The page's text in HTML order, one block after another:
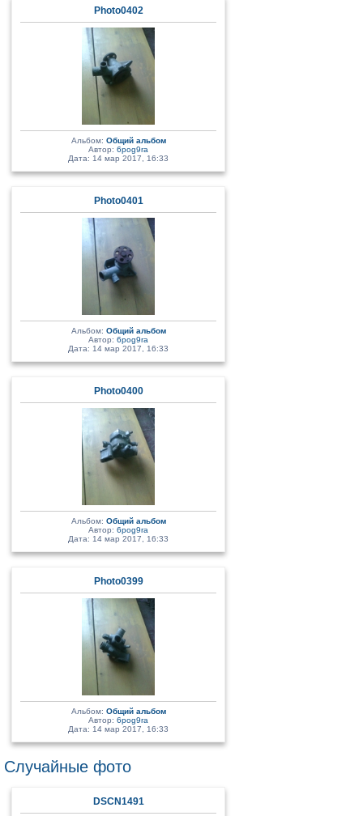
Photo0402
Альбом: Общий альбом
Автор: 6pog9ra
Дата: 14 мар 2017, 16:33
Photo0401
Альбом: Общий альбом
Автор: 6pog9ra
Дата: 14 мар 2017, 16:33
Photo0400
Альбом: Общий альбом
Автор: 6pog9ra
Дата: 14 мар 2017, 16:33
Photo0399
Альбом: Общий альбом
Автор: 6pog9ra
Дата: 14 мар 2017, 16:33
Случайные фото
DSCN1491